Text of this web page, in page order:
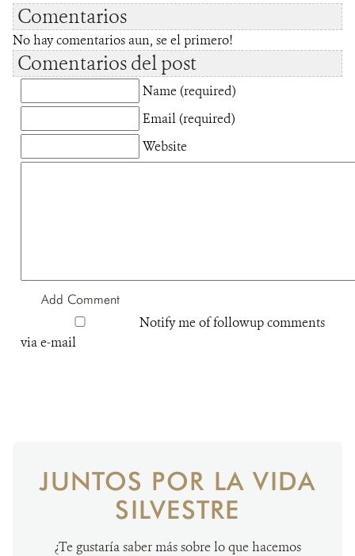
Comentarios
No hay comentarios aun, se el primero!
Comentarios del post
Name (required)
Email (required)
Website
Notify me of followup comments
via e-mail
JUNTOS POR LA VIDA
SILVESTRE
¿Te gustaría saber más sobre lo que hacemos